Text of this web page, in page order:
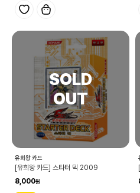
유희왕 카드
[유희왕 카드] 스타터 덱 2009
8,000